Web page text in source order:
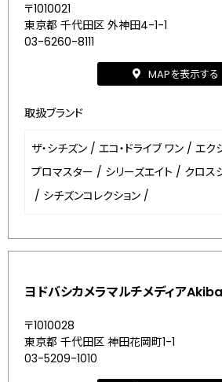
〒1010021
東京都 千代田区 外神田4-1-1
03-6260-8111
MAPを表示する
取扱ブランド
ザ・シチズン / エコ・ドライブ ワン / エク
プロマスター / シリーズエイト / クロス
/ シチズンコレクション /
ヨドバシカメラマルチメディアAkiba
〒1010028
東京都 千代田区 神田花岡町1-1
03-5209-1010